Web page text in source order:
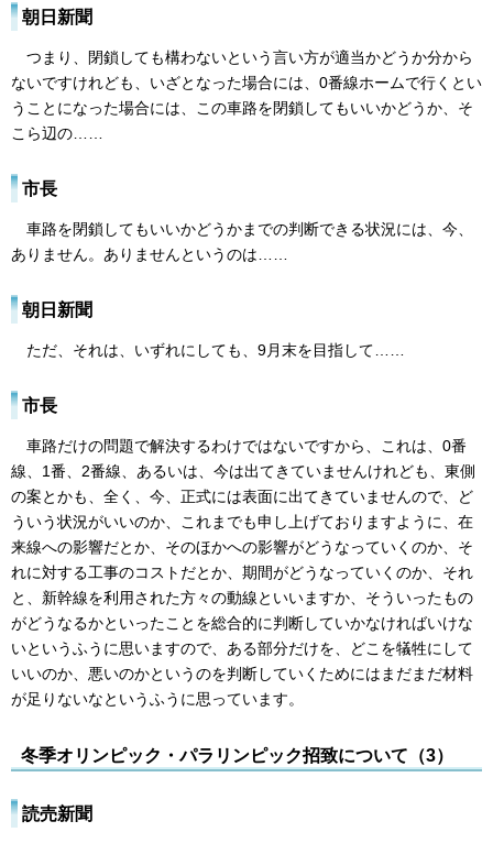
朝日新聞
つまり、閉鎖しても構わないという言い方が適当かどうか分から
ないですけれども、いざとなった場合には、0番線ホームで行くとい
うことになった場合には、この車路を閉鎖してもいいかどうか、そ
こら辺の……
市長
車路を閉鎖してもいいかどうかまでの判断できる状況には、今、
ありません。ありませんというのは……
朝日新聞
ただ、それは、いずれにしても、9月末を目指して……
市長
車路だけの問題で解決するわけではないですから、これは、0番
線、1番、2番線、あるいは、今は出てきていませんけれども、東側
の案とかも、全く、今、正式には表面に出てきていませんので、ど
ういう状況がいいのか、これまでも申し上げておりますように、在
来線への影響だとか、そのほかへの影響がどうなっていくのか、そ
れに対する工事のコストだとか、期間がどうなっていくのか、それ
と、新幹線を利用された方々の動線といいますか、そういったもの
がどうなるかといったことを総合的に判断していかなければいけな
いというふうに思いますので、ある部分だけを、どこを犠牲にして
いいのか、悪いのかというのを判断していくためにはまだまだ材料
が足りないなというふうに思っています。
冬季オリンピック・パラリンピック招致について（3）
読売新聞